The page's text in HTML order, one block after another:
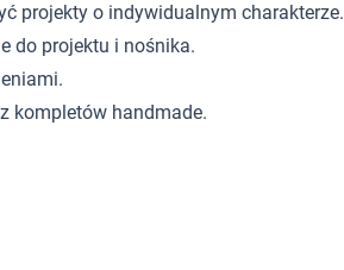
projekty o indywidualnym charakterze.
do projektu i nośnika.
kompletów handmade.